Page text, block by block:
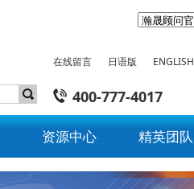
在线留言 日语版 ENGLISH
400-777-4017
资源中心 精英团队